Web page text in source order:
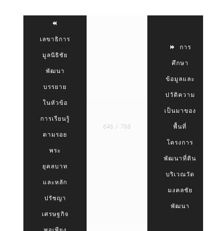
เลขาธิการ
มูลนิธิชัย
พัฒนา
บรรยาย
ในหัวข้อ
การเรียนรู้
ตามรอย
พระ
ยุคลบาท
และหลัก
ปรัชญา
เศรษฐกิจ
646 / 768
การ
ศึกษา
ข้อมูลและ
ปวัติความ
เป็นมาของ
พื้นที่
โครงการ
พัฒนาที่ดิน
บริเวณวัด
มงคลชัย
พัฒนา